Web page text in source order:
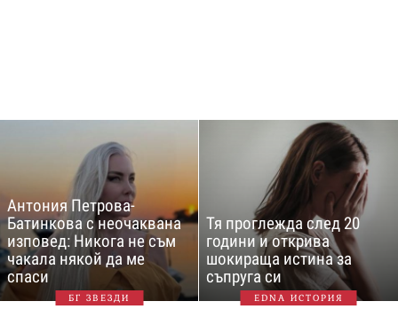
Антония Петрова-
Батинкова с неочаквана
изповед: Никога не съм
чакала някой да ме
спаси
БГ ЗВЕЗДИ
Тя проглежда след 20
години и открива
шокираща истина за
съпруга си
EDNA ИСТОРИЯ